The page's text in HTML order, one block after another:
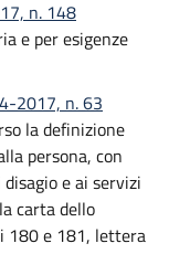
n. 148
e per esigenze
2017, n. 63
la definizione
persona, con
e ai servizi
carta dello
180 e 181, lettera